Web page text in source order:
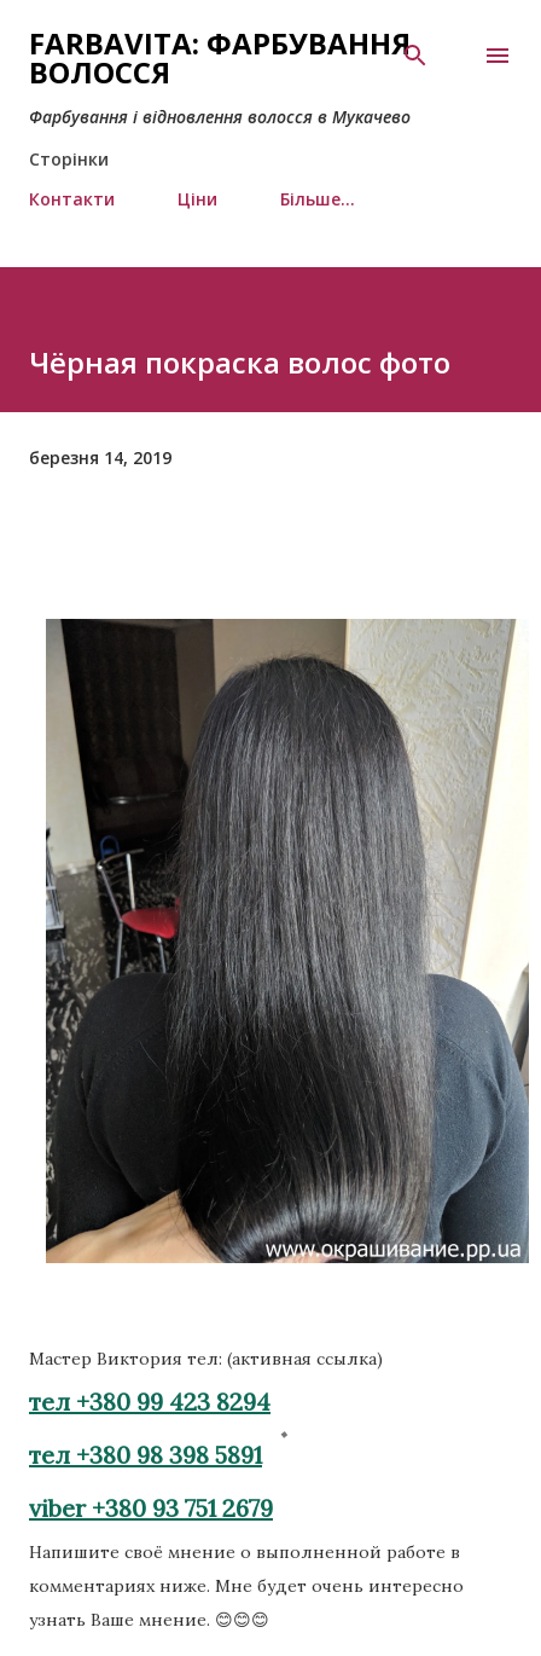
Перейти до основного вмісту
FARBAVITA: ФАРБУВАННЯ
ВОЛОССЯ
Фарбування і відновлення волосся в Мукачево
Сторінки
Контакти
Ціни Більше…
Чёрная покраска волос фото
березня 14, 2019
Мастер Виктория тел: (активная ссылка)
тел +380 99 423 8294
тел +380 98 398 5891
viber +380 93 751 2679
Напишите своё мнение о выполненной работе в
комментариях ниже. Мне будет очень интересно
узнать Ваше мнение. 😊😊😊